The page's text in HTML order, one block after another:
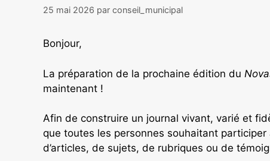
25 mai 2026 par conseil_municipal
Bonjour,
La préparation de la prochaine édition du
maintenant !
Afin de construire un journal vivant, varié et
que toutes les personnes souhaitant
d’articles, de sujets, de rubriques ou de